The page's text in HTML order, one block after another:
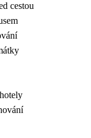
cestou